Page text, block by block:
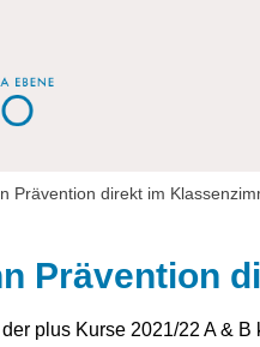
Prävention direkt im
Prävention
plus Kurse 2021/22 A &